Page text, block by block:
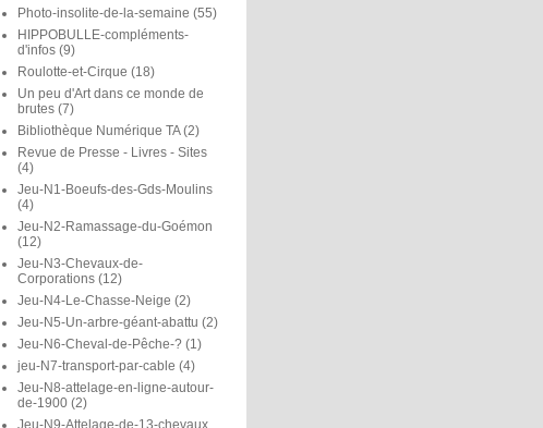
Photo-insolite-de-la-semaine (55)
HIPPOBULLE-compléments-
d'infos (9)
Roulotte-et-Cirque (18)
Un peu d'Art dans ce monde de
brutes (7)
Bibliothèque Numérique TA (2)
Revue de Presse - Livres - Sites
(4)
Jeu-N1-Boeufs-des-Gds-Moulins
(4)
Jeu-N2-Ramassage-du-Goémon
(12)
Jeu-N3-Chevaux-de-
Corporations (12)
Jeu-N4-Le-Chasse-Neige (2)
Jeu-N5-Un-arbre-géant-abattu (2)
Jeu-N6-Cheval-de-Pêche-? (1)
jeu-N7-transport-par-cable (4)
Jeu-N8-attelage-en-ligne-autour-
de-1900 (2)
Jeu-N9-Attelage-de-13-chevaux